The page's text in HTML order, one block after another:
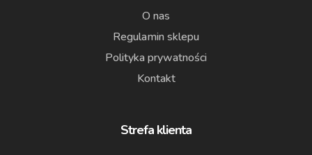
O nas
Regulamin sklepu
Polityka prywatności
Kontakt
Strefa klienta